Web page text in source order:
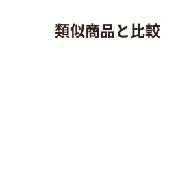
類似商品と比較